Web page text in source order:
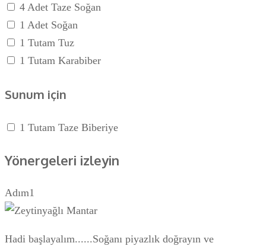
4 Adet Taze Soğan
1 Adet Soğan
1 Tutam Tuz
1 Tutam Karabiber
Sunum için
1 Tutam Taze Biberiye
Yönergeleri izleyin
Adım1
Hadi başlayalım......Soğanı piyazlık doğrayın ve